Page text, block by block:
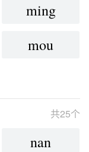
ming
mou
共25个
nan